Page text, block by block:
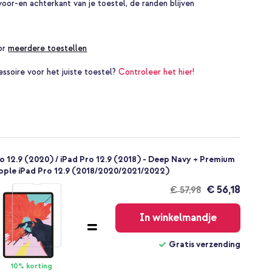
en achterkant van je toestel, de randen blijven
meerdere toestellen
voor het juiste toestel?Controleer het hier!
(2020) / iPad Pro 12.9 (2018) - Deep Navy + Premium
iPad Pro 12.9 (2018/2020/2021/2022)
10% korting
€ 57,98
Gratis
verzending
€ 56,18
In winkelmandje
Gratis verzending